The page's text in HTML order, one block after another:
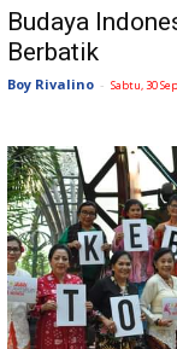
Budaya
Berbatik
Boy Rivalino - Sabtu, 30